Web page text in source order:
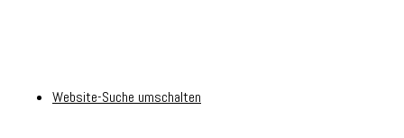
Website-Suche umschalten